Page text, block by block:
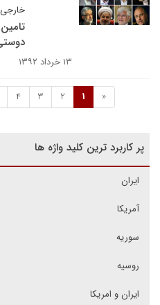
خارجی
۱۳ خرداد ۱۳۹۲
«
1
2
3
4
پر کاربرد ترین کلید واژه ها
ایران
آمریکا
سوریه
روسیه
ایران و امریکا